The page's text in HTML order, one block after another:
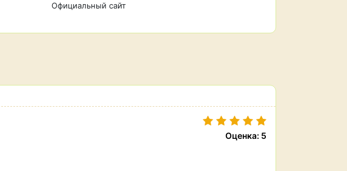
Официальный сайт
Оценка: 5